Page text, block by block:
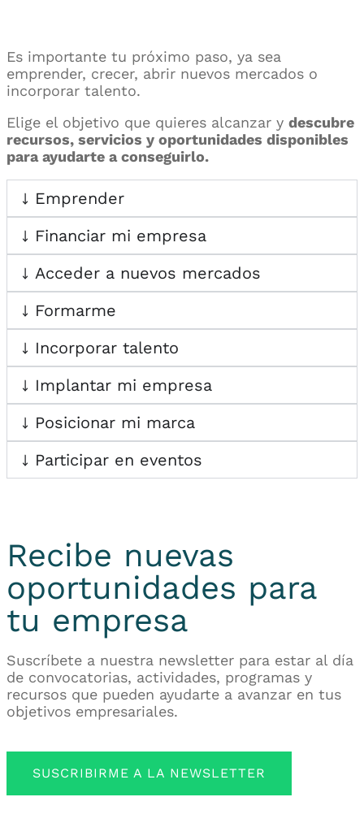
Es importante tu próximo paso, ya sea
emprender, crecer, abrir nuevos mercados o
incorporar talento.
Elige el objetivo que quieres alcanzar y descubre
recursos, servicios y oportunidades disponibles
para ayudarte a conseguirlo.
Emprender
Financiar mi empresa
Acceder a nuevos mercados
Formarme
Incorporar talento
Implantar mi empresa
Posicionar mi marca
Participar en eventos
Recibe nuevas
oportunidades para
tu empresa
Suscríbete a nuestra newsletter para estar al día
de convocatorias, actividades, programas y
recursos que pueden ayudarte a avanzar en tus
objetivos empresariales.
SUSCRIBIRME A LA NEWSLETTER